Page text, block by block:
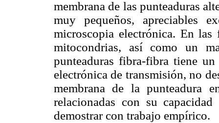
membrana de las punteaduras
muy pequeños, apreciables
microscopia electrónica. En
mitocondrias, así como un
punteaduras fibra-fibra tiene
electrónica de transmisión, no
membrana de la punteadura
relacionadas con su
demostrar con trabajo empírico.